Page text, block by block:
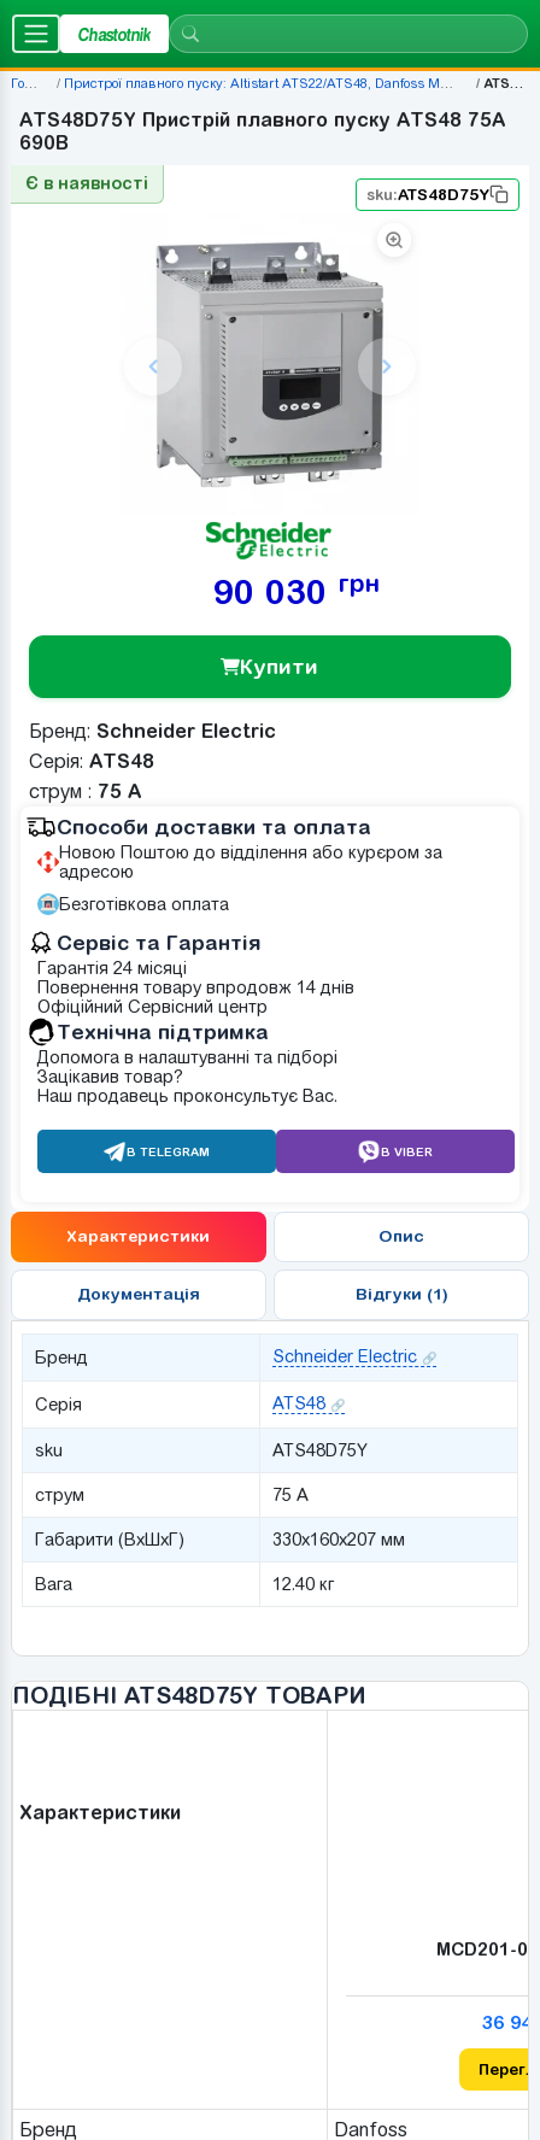
Chastotnik
Головна Пристрої плавного пуску: Altistart ATS22/ATS48, Danfoss MCD500, ціни — наявність | Chastotnik.ua ATS48D75Y
ATS48D75Y Пристрій плавного пуску ATS48 75A
690B
Є в наявності
sku:ATS48D75Y
90 030 грн
Купити
Бренд: Schneider Electric
Серія: ATS48
струм : 75 А
Способи доставки та оплата
Новою Поштою до відділення або курєром за
адресою
Безготівкова оплата
Сервіс та Гарантія
Гарантія 24 місяці
Повернення товару впродовж 14 днів
Офіційний Сервісний центр
Tехнічна підтримка
Допомога в налаштуванні та підборі
Зацікавив товар?
Наш продавець проконсультує Вас.
В TELEGRAM В VIBER
Характеристики Опис
Документація Відгуки (1)
Бренд Schneider Electric
Серія ATS48
sku ATS48D75Y
струм 75 А
Габарити (ВхШхГ) 330x160x207 мм
Вага 12.40 кг
ПОДІБНІ ATS48D75Y ТОВАРИ
Характеристики
MCD201-
36
Бренд
Danfoss